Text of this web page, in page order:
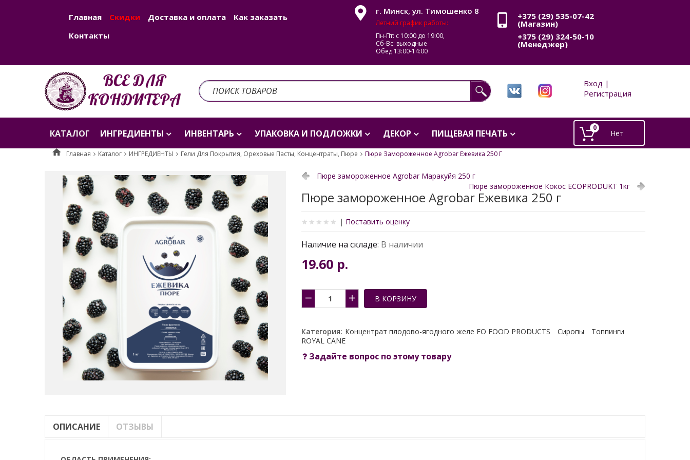
Главная Скидки Доставка и оплата
Как заказать
Контакты
г. Минск, ул. Тимошенко 8
Летний график работы:
Пн-Пт: с 10:00 до 19:00,
Сб-Вс: выходные
Обед 13:00-14:00
+375 (29) 535-07-42
(Магазин)
+375 (29) 324-50-10
(Менеджер)
Вход |
Регистрация
КАТАЛОГ ИНГРЕДИЕНТЫ ИНВЕНТАРЬ УПАКОВКА И ПОДЛОЖКИ ДЕКОР ПИЩЕВАЯ ПЕЧАТЬ
0
Главная Каталог ИНГРЕДИЕНТЫ Гели Для Покрытия, Ореховые Пасты, Концентраты, Пюре Пюре Замороженное Agrobar Ежевика 250 Г
Пюре замороженное Agrobar Маракуйя 250 г
Пюре замороженное Кокос ECOPRODUKT 1кг
Пюре замороженное Agrobar Ежевика 250 г
| Поставить оценку
Наличие на складе: В наличии
19.60 p.
Категория: Концентрат плодово-ягодного желе FO FOOD PRODUCTS Сиропы
Топпинги
ROYAL CANE
Задайте вопрос по этому товару
ОПИСАНИЕ ОТЗЫВЫ